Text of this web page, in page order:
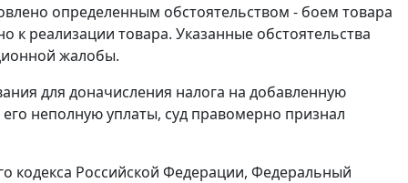
определенным обстоятельством - боем товара
к реализации товара. Указанные обстоятельства
жалобы.
для доначисления налога на добавленную
неполную уплаты, суд правомерно признал
кодекса Российской Федерации, Федеральный